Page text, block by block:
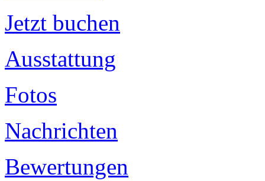
Jetzt buchen
Ausstattung
Fotos
Nachrichten
Bewertungen